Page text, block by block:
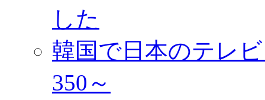
した
韓国で日本のテレ
350～